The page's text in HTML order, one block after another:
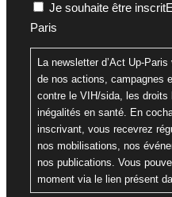
Je souhaite être
Paris
La newsletter d’Act Up-
de nos actions, campagnes
contre le VIH/sida, les droits
inégalités en santé. En
inscrivant, vous recevrez
nos mobilisations, nos
nos publications. Vous
moment via le lien présent